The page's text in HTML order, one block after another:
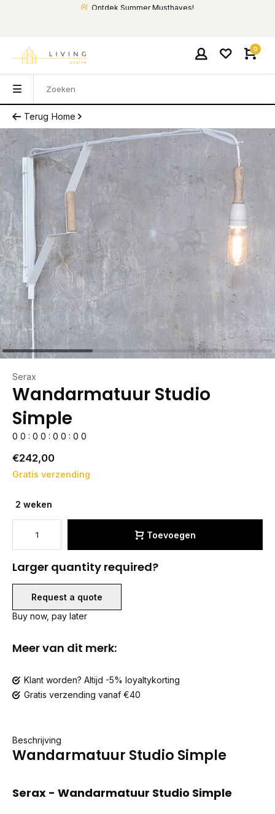
Ontdek Summer Musthaves!
0
Terug Home
Serax
Wandarmatuur Studio
Simple
0 0 : 0 0 : 0 0 : 0 0
€242,00
Gratis verzending
2 weken
Toevoegen
Larger quantity required?
Request a quote
Buy now, pay later
Meer van dit merk:
Klant worden? Altijd -5% loyaltykorting
Gratis verzending vanaf €40
Beschrijving
Wandarmatuur Studio Simple
Serax - Wandarmatuur Studio Simple